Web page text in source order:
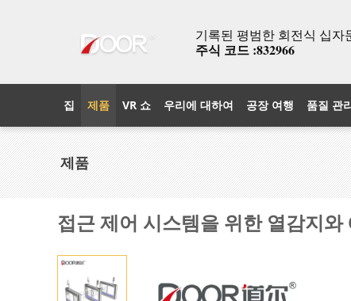
기록된 평범한 회전식 십자
주식 코드 :832966
집 제품 VR 쇼 우리에 대하여 공장 여행 품질 관
제품
접근 제어 시스템을 위한 열감지